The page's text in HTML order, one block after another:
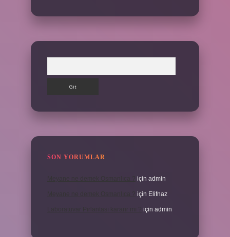
SON YORUMLAR
için admin
için Elifnaz
için admin